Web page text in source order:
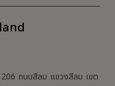
ถนนสีลม แขวงสีลม เขต